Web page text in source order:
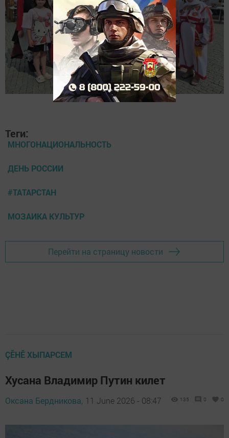
Теги:
МНОГОНАЦИОНАЛЬНОСТЬ
ДЕНЬ РОССИИ
#ТАТАРСТАН
МОЗАИКА КУЛЬТУР
Перейти на страницу новости
ÇӖНӖ ХЫПАРСЕМ
Хусана Владимир Путин килет
Оксана Бердникова, 11 June 2026 - 08:47 135 0 0